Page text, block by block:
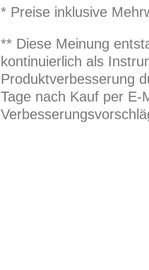
* Preise inklusive
** Diese Meinung
kontinuierlich als
Produktverbesserung
Tage nach Kauf per E-